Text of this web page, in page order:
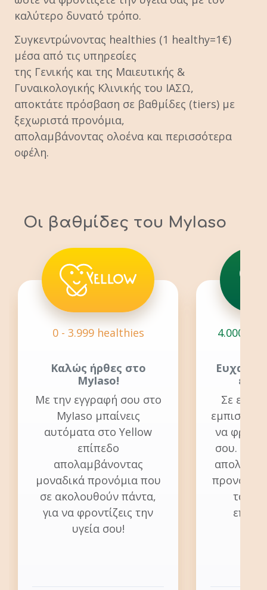
καλύτερο δυνατό τρόπο.
Συγκεντρώνοντας healthies (1 healthy=1€)
μέσα από τις υπηρεσίες
της Γενικής και της Μαιευτικής &
Γυναικολογικής Κλινικής του ΙΑΣΩ,
αποκτάτε πρόσβαση σε βαθμίδες (tiers) με
ξεχωριστά προνόμια,
απολαμβάνοντας ολοένα και περισσότερα
οφέλη.
Οι βαθμίδες του MyIaso
0 - 3.999 healthies
Καλώς ήρθες στο
MyIaso!
Με την εγγραφή σου στο
MyIaso μπαίνεις
αυτόματα στο Yellow
επίπεδο
απολαμβάνοντας
μοναδικά προνόμια που
σε ακολουθούν πάντα,
για να φροντίζεις την
υγεία σου!
4.000 -
Σε
να
σου. Στο
προνόμια,
τα